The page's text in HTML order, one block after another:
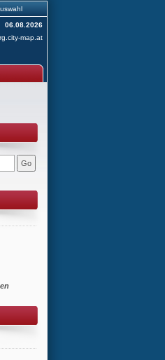
06.08.2026
map.at